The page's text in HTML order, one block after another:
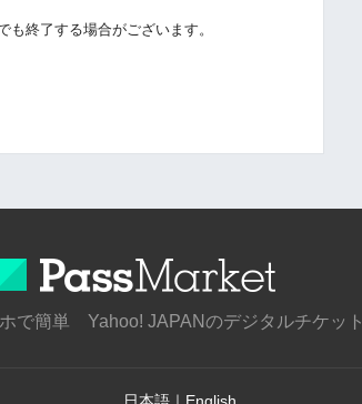
終了する場合がございます。
で簡単 Yahoo! JAPANのデジタルチケット